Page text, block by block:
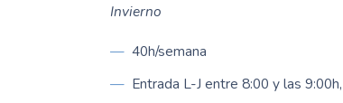
Invierno
40h/semana
Entrada L-J entre 8:00 y las